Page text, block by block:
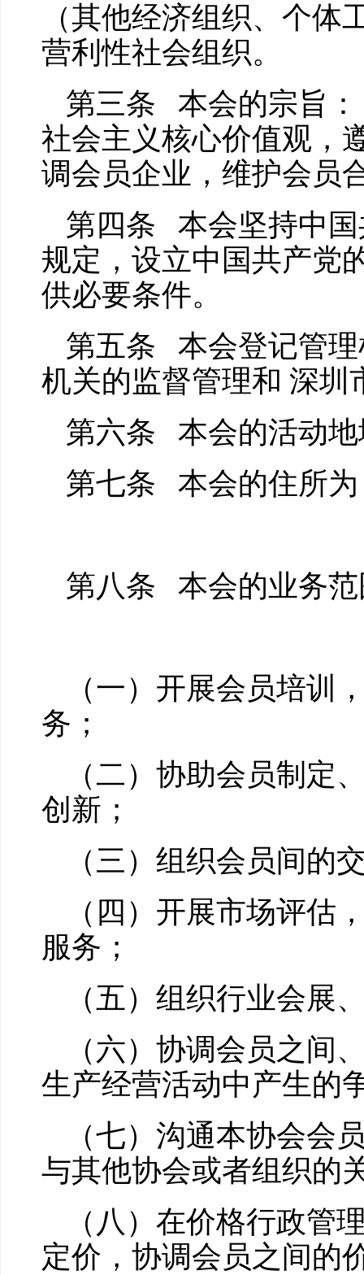
（其他经济组织、个
营利性社会组织。
第三条 本会的宗旨：
社会主义核心价值观，
调会员企业，维护会员
第四条 本会坚持中国
规定，设立中国共产党
供必要条件。
第五条 本会登记管理
机关的监督管理和 深圳
第六条 本会的活动
第七条 本会的住所为
第八条 本会的业务范
（一）开展会员培训
务；
（二）协助会员制定
创新；
（三）组织会员间的
（四）开展市场评估
服务；
（五）组织行业会展
（六）协调会员之间
生产经营活动中产生的
（七）沟通本协会会
与其他协会或者组织的
（八）在价格行政管
定价，协调会员之间的